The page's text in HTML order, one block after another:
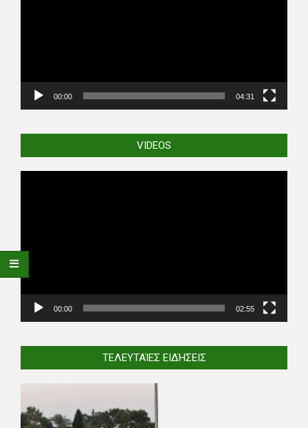
00:00 04:31
VIDEOS
00:00 02:55
ΤΕΛΕΥΤΑΊΕΣ ΕΙΔΉΣΕΙΣ